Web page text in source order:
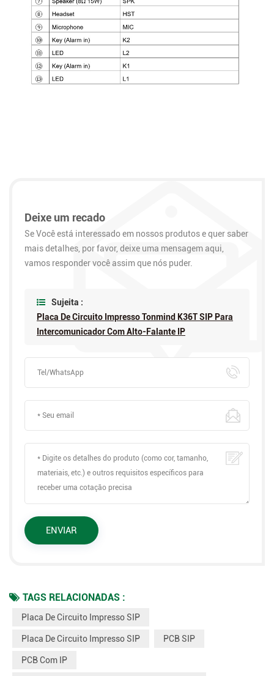
Deixe um recado
Se Você está interessado em nossos produtos e quer saber
mais detalhes, por favor, deixe uma mensagem aqui,
vamos responder você assim que nós puder.
Sujeita :
Placa De Circuito Impresso Tonmind K36T SIP Para
Intercomunicador Com Alto-Falante IP
TAGS RELACIONADAS :
Placa De Circuito Impresso SIP
Placa De Circuito Impresso SIP PCB SIP
PCB Com IP